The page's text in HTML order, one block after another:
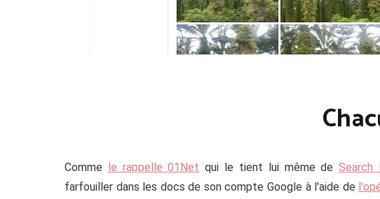
Comme le rappelle 01Net qui le tient lui même deSearch
farfouiller dans les docs de son compte Google à l'aide de